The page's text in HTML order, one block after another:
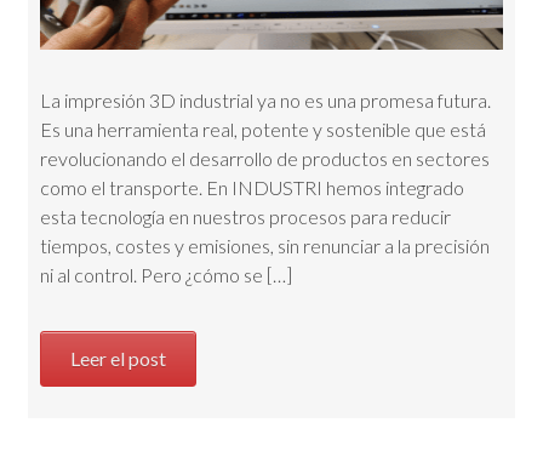
La impresión 3D industrial ya no es una promesa futura.
Es una herramienta real, potente y sostenible que está
revolucionando el desarrollo de productos en sectores
como el transporte. En INDUSTRI hemos integrado
esta tecnología en nuestros procesos para reducir
tiempos, costes y emisiones, sin renunciar a la precisión
ni al control. Pero ¿cómo se […]
Leer el post